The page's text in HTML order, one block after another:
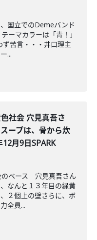
国立でのDemeバンド
ーマカラーは「青！」
苦言・・・井口理主
...
社会 穴見真吾さ
ープは、骨から炊
月9日SPARK
のベース 穴見真吾さん
なんと１３年目の緑黄
２個上の壁さらに、ボ
全員...